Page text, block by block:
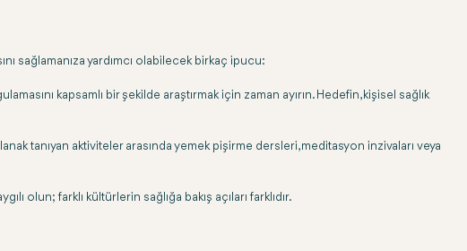
sağlamanıza yardımcı olabilecek birkaç ipucu:
kapsamlı bir şekilde araştırmak için zaman ayırın. Hedefin, kişisel sağlık
tanıyan aktiviteler arasında yemek pişirme dersleri, meditasyon inzivaları veya
olun; farklı kültürlerin sağlığa bakış açıları farklıdır.